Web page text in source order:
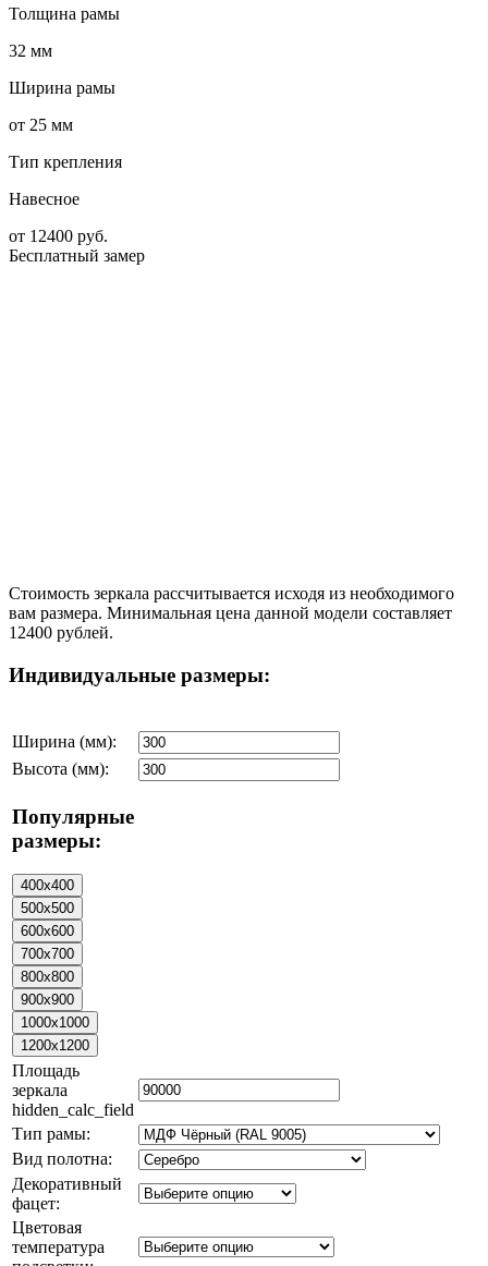
Толщина рамы
32 мм
Ширина рамы
от 25 мм
Тип крепления
Навесное
от 12400 руб.
Бесплатный замер
Стоимость зеркала рассчитывается исходя из необходимого
вам размера. Минимальная цена данной модели составляет
12400 рублей.
Индивидуальные размеры:
Ширина (мм):
Высота (мм):
Популярные
размеры:
Площадь
зеркала
hidden_calc_field
Тип рамы:
Вид полотна:
Декоративный
фацет:
Цветовая
температура